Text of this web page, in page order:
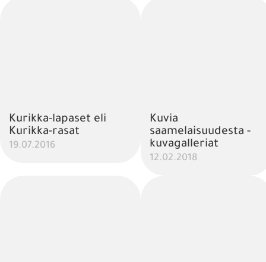
Kurikka-lapaset eli
Kurikka-rasat
19.07.2016
Kuvia
saamelaisuudesta -
kuvagalleriat
12.02.2018